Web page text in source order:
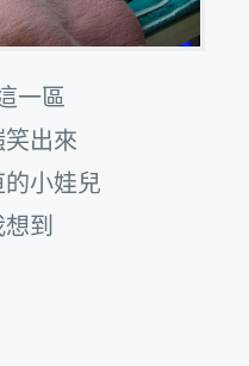
一區
出來
小娃兒
到